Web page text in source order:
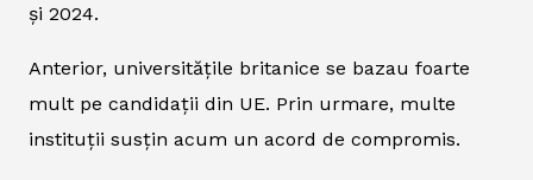
și 2024.
Anterior, universitățile britanice se bazau foarte
mult pe candidații din UE. Prin urmare, multe
instituții susțin acum un acord de compromis.